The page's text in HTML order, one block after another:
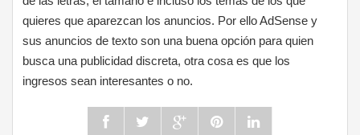
quieres que aparezcan los anuncios. Por ello AdSense y
sus anuncios de texto son una buena opción para quien
busca una publicidad discreta, otra cosa es que los
ingresos sean interesantes o no.